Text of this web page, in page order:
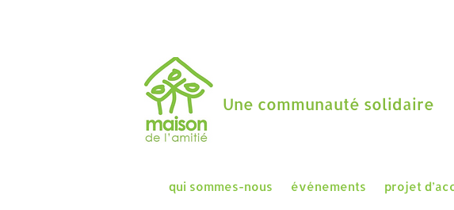
Une communauté solidaire
projet
événements
qui sommes-nous